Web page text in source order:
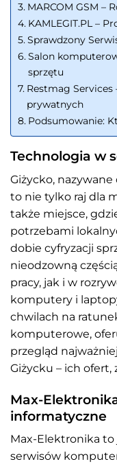
MARCOM GSM –
KAMLEGIT.PL –
Sprawdzony
Salon
sprzętu
Restmag
prywatnych
Podsumowanie:
Technologia w
Giżycko, nazywane
to nie tylko raj dla
także miejsce,
potrzebami
dobie cyfryzacji
nieodzowną
pracy, jak i w
komputery i
chwilach na
komputerowe,
przegląd
Giżycku – ich
Max-
informatyczne
Max-Elektronika
serwisów